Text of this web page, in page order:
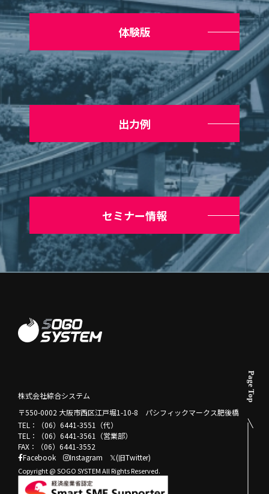
体験版
出力例
セミナー情報
株式会社綜合システム
〒550-0002 大阪市西区江戸堀1-10-8 パシフィックマークス肥後橋
TEL：（06）6441-3551（代）
TEL：（06）6441-3561（営業部）
FAX：（06）6441-3552
Facebook
Instagram 𝕏(旧Twitter)
Copyright @ SOGO SYSTEM All Rights Reserved.